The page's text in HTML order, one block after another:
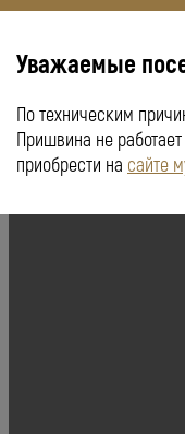
КУПИТЬ БИЛЕТ
Уважаемые
По техническим
Пришвина не
приобрести на сайте